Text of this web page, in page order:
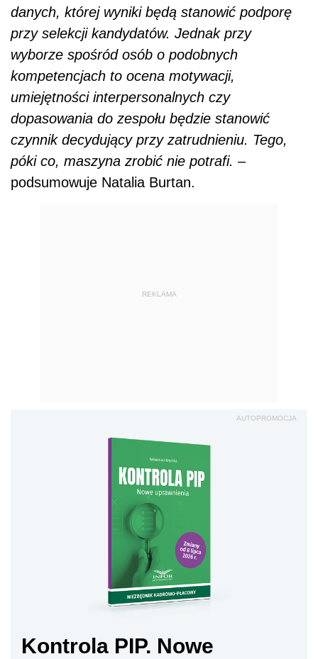
danych, której wyniki będą stanowić podporę
przy selekcji kandydatów. Jednak przy
wyborze spośród osób o podobnych
kompetencjach to ocena motywacji,
umiejętności interpersonalnych czy
dopasowania do zespołu będzie stanowić
czynnik decydujący przy zatrudnieniu. Tego,
póki co, maszyna zrobić nie potrafi. –
podsumowuje Natalia Burtan.
REKLAMA
AUTOPROMOCJA
Kontrola PIP. Nowe